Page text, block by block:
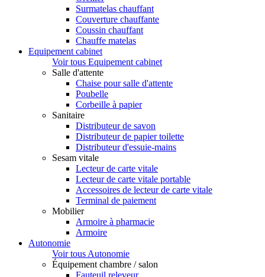
Surmatelas chauffant
Couverture chauffante
Coussin chauffant
Chauffe matelas
Equipement cabinet
Voir tous Equipement cabinet
Salle d'attente
Chaise pour salle d'attente
Poubelle
Corbeille à papier
Sanitaire
Distributeur de savon
Distributeur de papier toilette
Distributeur d'essuie-mains
Sesam vitale
Lecteur de carte vitale
Lecteur de carte vitale portable
Accessoires de lecteur de carte vitale
Terminal de paiement
Mobilier
Armoire à pharmacie
Armoire
Autonomie
Voir tous Autonomie
Équipement chambre / salon
Fauteuil releveur